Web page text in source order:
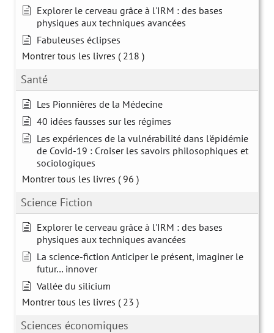
Explorer le cerveau grâce à l'IRM : des bases
physiques aux techniques avancées
Fabuleuses éclipses
Montrer tous les livres ( 218 )
Santé
Les Pionnières de la Médecine
40 idées fausses sur les régimes
Les expériences de la vulnérabilité dans l'épidémie
de Covid-19 : Croiser les savoirs philosophiques et
sociologiques
Montrer tous les livres ( 96 )
Science Fiction
Explorer le cerveau grâce à l'IRM : des bases
physiques aux techniques avancées
La science-fiction Anticiper le présent, imaginer le
futur… innover
Vallée du silicium
Montrer tous les livres ( 23 )
Sciences économiques